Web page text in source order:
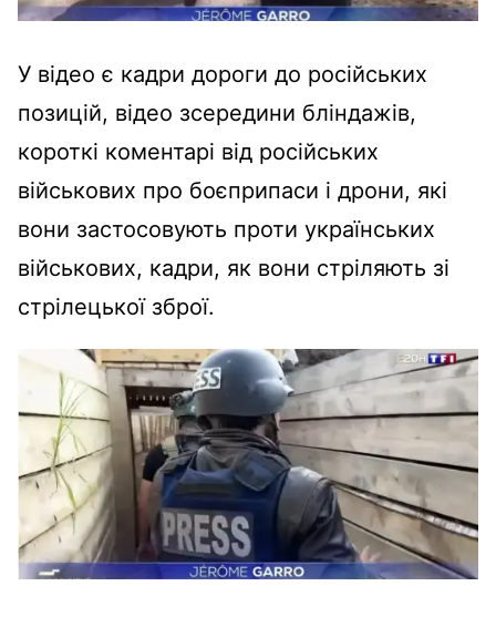
У відео є кадри дороги до російських
позицій, відео зсередини бліндажів,
короткі коментарі від російських
військових про боєприпаси і дрони, які
вони застосовують проти українських
військових, кадри, як вони стріляють зі
стрілецької зброї.